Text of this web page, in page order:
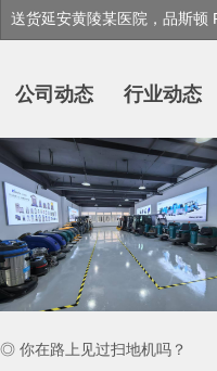
公司动态 行业动态
◎ 你在路上见过扫地机吗？